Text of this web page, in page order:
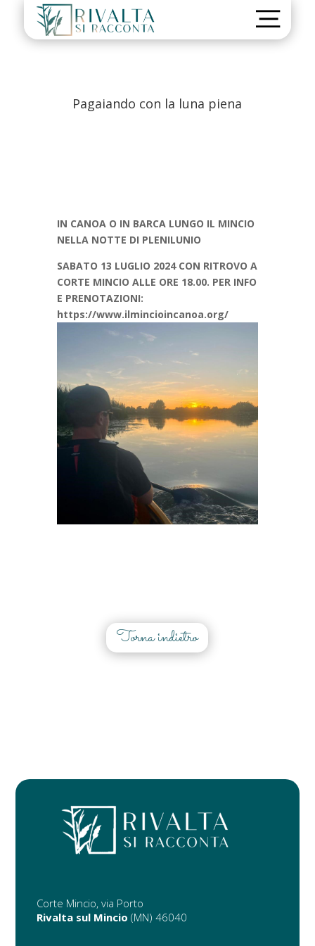
Pagaiando con la luna piena
IN CANOA O IN BARCA LUNGO IL MINCIO
NELLA NOTTE DI PLENILUNIO
SABATO 13 LUGLIO 2024 CON RITROVO A
CORTE MINCIO ALLE ORE 18.00. PER INFO
E PRENOTAZIONI:
https://www.ilmincioincanoa.org/
Torna indietro
Corte Mincio, via Porto
Rivalta sul Mincio (MN) 46040